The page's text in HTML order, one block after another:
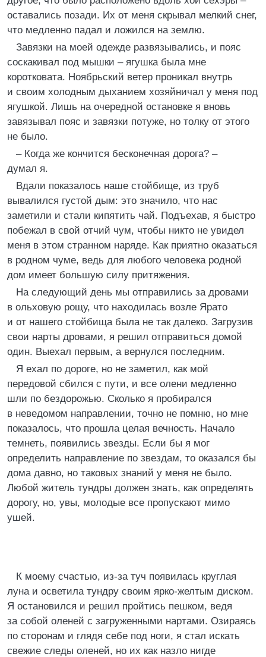
оставались позади. Их от меня скрывал мелкий снег,
что медленно падал и ложился на землю.
Завязки на моей одежде развязывались, и пояс
соскакивал под мышки – ягушка была мне
коротковата. Ноябрьский ветер проникал внутрь
и своим холодным дыханием хозяйничал у меня под
ягушкой. Лишь на очередной остановке я вновь
завязывал пояс и завязки потуже, но толку от этого
не было.
– Когда же кончится бесконечная дорога? –
думал я.
Вдали показалось наше стойбище, из труб
вывалился густой дым: это значило, что нас
заметили и стали кипятить чай. Подъехав, я быстро
побежал в свой отчий чум, чтобы никто не увидел
меня в этом странном наряде. Как приятно оказаться
в родном чуме, ведь для любого человека родной
дом имеет большую силу притяжения.
На следующий день мы отправились за дровами
в ольховую рощу, что находилась возле Ярато
и от нашего стойбища была не так далеко. Загрузив
свои нарты дровами, я решил отправиться домой
один. Выехал первым, а вернулся последним.
Я ехал по дороге, но не заметил, как мой
передовой сбился с пути, и все олени медленно
шли по бездорожью. Сколько я пробирался
в неведомом направлении, точно не помню, но мне
показалось, что прошла целая вечность. Начало
темнеть, появились звезды. Если бы я мог
определить направление по звездам, то оказался бы
дома давно, но таковых знаний у меня не было.
Любой житель тундры должен знать, как определять
дорогу, но, увы, молодые все пропускают мимо
ушей.
К моему счастью, из-за туч появилась круглая
луна и осветила тундру своим ярко-желтым диском.
Я остановился и решил пройтись пешком, ведя
за собой оленей с загруженными нартами. Озираясь
по сторонам и глядя себе под ноги, я стал искать
свежие следы оленей, но их как назло нигде